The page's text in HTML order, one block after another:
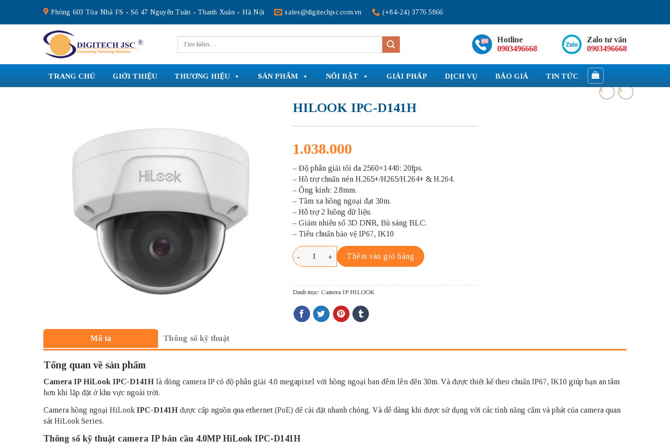
content
Phòng 603 Tòa Nhà FS - Số 47 Nguyễn Tuân - Thanh Xuân - Hà Nội sales@digitechjsc.com.vn (+84-24) 3776 5866
kiếm:
Hotline
0903496668
Zalo tư vấn
0903496668
TRANG CHỦ GIỚI THIỆU THƯƠNG HIỆU SẢN PHẨM NỔI BẬT GIẢI PHÁP DỊCH VỤ BÁO GIÁ TIN TỨC
HILOOK IPC-D141H
1.038.000
– Độ phân giải tối đa 2560×1440: 20fps.
– Hỗ trợ chuẩn nén H.265+/H265/H.264+ & H.264.
– Ống kính: 2.8mm.
– Tầm xa hồng ngoại đạt 30m.
– Hỗ trợ 2 luồng dữ liệu.
– Giảm nhiễu số 3D DNR, Bù sáng BLC.
– Tiêu chuẩn bảo vệ IP67, IK10
HILOOK IPC-D141H số lượng
Thêm vào giỏ hàng
Danh mục: Camera IP HILOOK
Mô tả Thông số kỹ thuật
Tổng quan về sản phẩm
Camera IP HiLook IPC-D141H là dòng camera IP có độ phân giải 4.0 megapixel với hồng ngoại ban đêm lên đến 30m. Và được thiết kế theo chuẩn IP67, IK10 giúp bạn an tâm
hơn khi lắp đặt ở khu vực ngoài trời.
Camera hồng ngoại HiLook IPC-D141H được cấp nguồn qua ethernet (PoE) để cài đặt nhanh chóng. Và dễ dàng khi được sử dụng với các tính năng cắm và phát của camera quan
sát HiLook Series.
Thông số kỹ thuật camera IP bán cầu 4.0MP HiLook IPC-D141H